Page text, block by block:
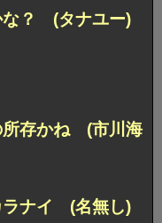
な？ (タナユー)
所存かね (市川海
ラナイ (名無し)